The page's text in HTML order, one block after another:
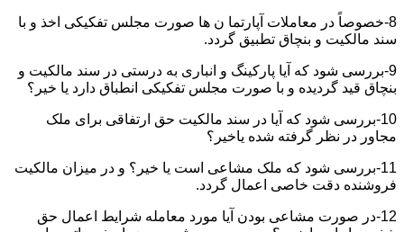
8-خصوصاً در معاملات آپارتما ن ها صورت مجلس تفکیکی اخذ و با
سند مالکیت و بنچاق تطبیق گردد.
9-بررسی شود که آیا پارکینگ و انباری به درستی در سند مالکیت و
بنچاق قید گردیده و با صورت مجلس تفکیکی انطباق دارد یا خیر؟
10-بررسی شود که آیا در سند مالکیت حق ارتفاقی برای ملک
مجاور در نظر گرفته شده یاخیر؟
11-بررسی شود که ملک مشاعی است یا خیر؟ و در میزان مالکیت
فروشنده دقت خاصی اعمال گردد.
12-در صورت مشاعی بودن آیا مورد معامله شرایط اعمال حق